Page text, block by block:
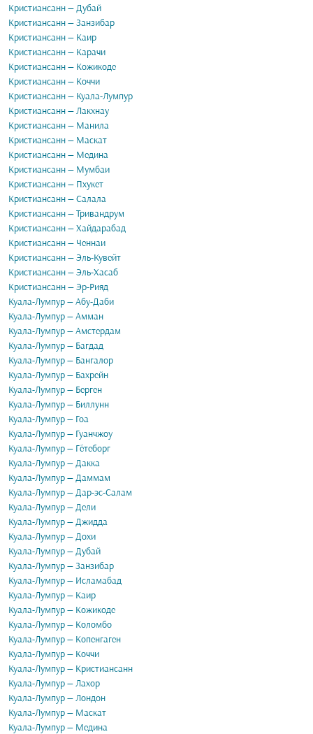
Кристиансанн — Дубай
Кристиансанн — Занзибар
Кристиансанн — Каир
Кристиансанн — Карачи
Кристиансанн — Кожикоде
Кристиансанн — Коччи
Кристиансанн — Куала-Лумпур
Кристиансанн — Лакхнау
Кристиансанн — Манила
Кристиансанн — Маскат
Кристиансанн — Медина
Кристиансанн — Мумбаи
Кристиансанн — Пхукет
Кристиансанн — Салала
Кристиансанн — Тривандрум
Кристиансанн — Хайдарабад
Кристиансанн — Ченнаи
Кристиансанн — Эль-Кувейт
Кристиансанн — Эль-Хасаб
Кристиансанн — Эр-Рияд
Куала-Лумпур — Абу-Даби
Куала-Лумпур — Амман
Куала-Лумпур — Амстердам
Куала-Лумпур — Багдад
Куала-Лумпур — Бангалор
Куала-Лумпур — Бахрейн
Куала-Лумпур — Берген
Куала-Лумпур — Биллунн
Куала-Лумпур — Гоа
Куала-Лумпур — Гуанчжоу
Куала-Лумпур — Гётеборг
Куала-Лумпур — Дакка
Куала-Лумпур — Даммам
Куала-Лумпур — Дар-эс-Салам
Куала-Лумпур — Дели
Куала-Лумпур — Джидда
Куала-Лумпур — Дохи
Куала-Лумпур — Дубай
Куала-Лумпур — Занзибар
Куала-Лумпур — Исламабад
Куала-Лумпур — Каир
Куала-Лумпур — Кожикоде
Куала-Лумпур — Коломбо
Куала-Лумпур — Копенгаген
Куала-Лумпур — Коччи
Куала-Лумпур — Кристиансанн
Куала-Лумпур — Лахор
Куала-Лумпур — Лондон
Куала-Лумпур — Маскат
Куала-Лумпур — Медина